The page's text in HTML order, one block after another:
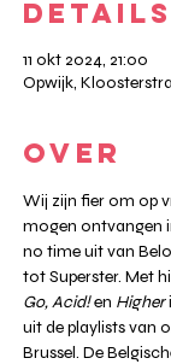
DETAILS
11 okt 2024, 21:00
Opwijk,
OVER
Wij zijn fier om op
mogen ontvangen
no time uit van
tot Superster. Met
Go, Acid! en Higher
uit de playlists van
Brussel. De